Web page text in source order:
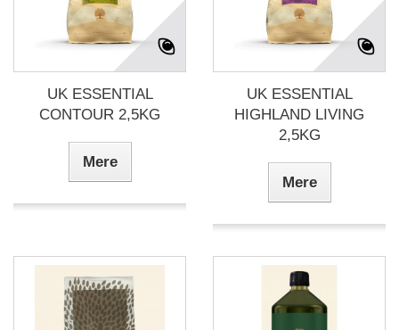
UK ESSENTIAL
CONTOUR 2,5KG
Mere
UK ESSENTIAL
HIGHLAND LIVING
2,5KG
Mere